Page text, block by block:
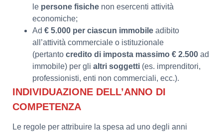
le persone fisiche non esercenti attività
economiche;
Ad € 5.000 per ciascun immobile adibito
all’attività commerciale o istituzionale
(pertanto credito di imposta massimo € 2.500 ad
immobile) per gli altri soggetti (es. imprenditori,
professionisti, enti non commerciali, ecc.).
INDIVIDUAZIONE DELL’ANNO DI
COMPETENZA
Le regole per attribuire la spesa ad uno degli anni